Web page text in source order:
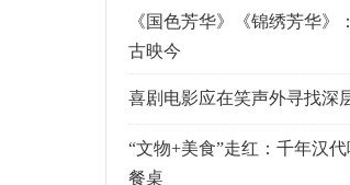
《国色芳华》《锦绣芳华》
古映今
喜剧电影应在笑声外寻找深
“文物+美食”走红：千年汉代
餐桌